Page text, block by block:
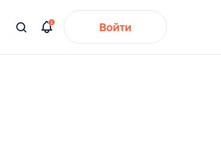
Войти